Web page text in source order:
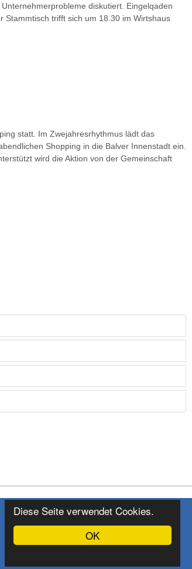
OK
Diese Seite verwendet Cookies.
diskutiert. Eingelqaden
Stammtisch trifft sich um 18.30 im Wirtshaus
statt. Im Zwejahresrhythmus lädt das
Shopping in die Balver Innenstadt ein.
wird die Aktion von der Gemeinschaft